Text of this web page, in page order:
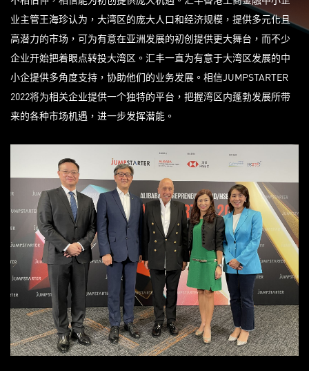
业主管王海珍认为，大湾区的庞大人口和经济规模，提供多元化且
高潜力的市场，可为有意在亚洲发展的初创提供更大舞台，而不少
企业开始把着眼点转投大湾区。汇丰一直为有意于大湾区发展的中
小企提供多角度支持，协助他们的业务发展。相信JUMPSTARTER
2022将为相关企业提供一个独特的平台，把握湾区内蓬勃发展所带
来的各种市场机遇，进一步发挥潜能。